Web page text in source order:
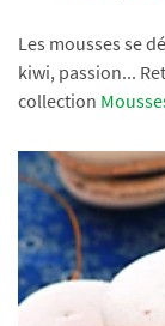
Les mousses se
kiwi, passion...
collection